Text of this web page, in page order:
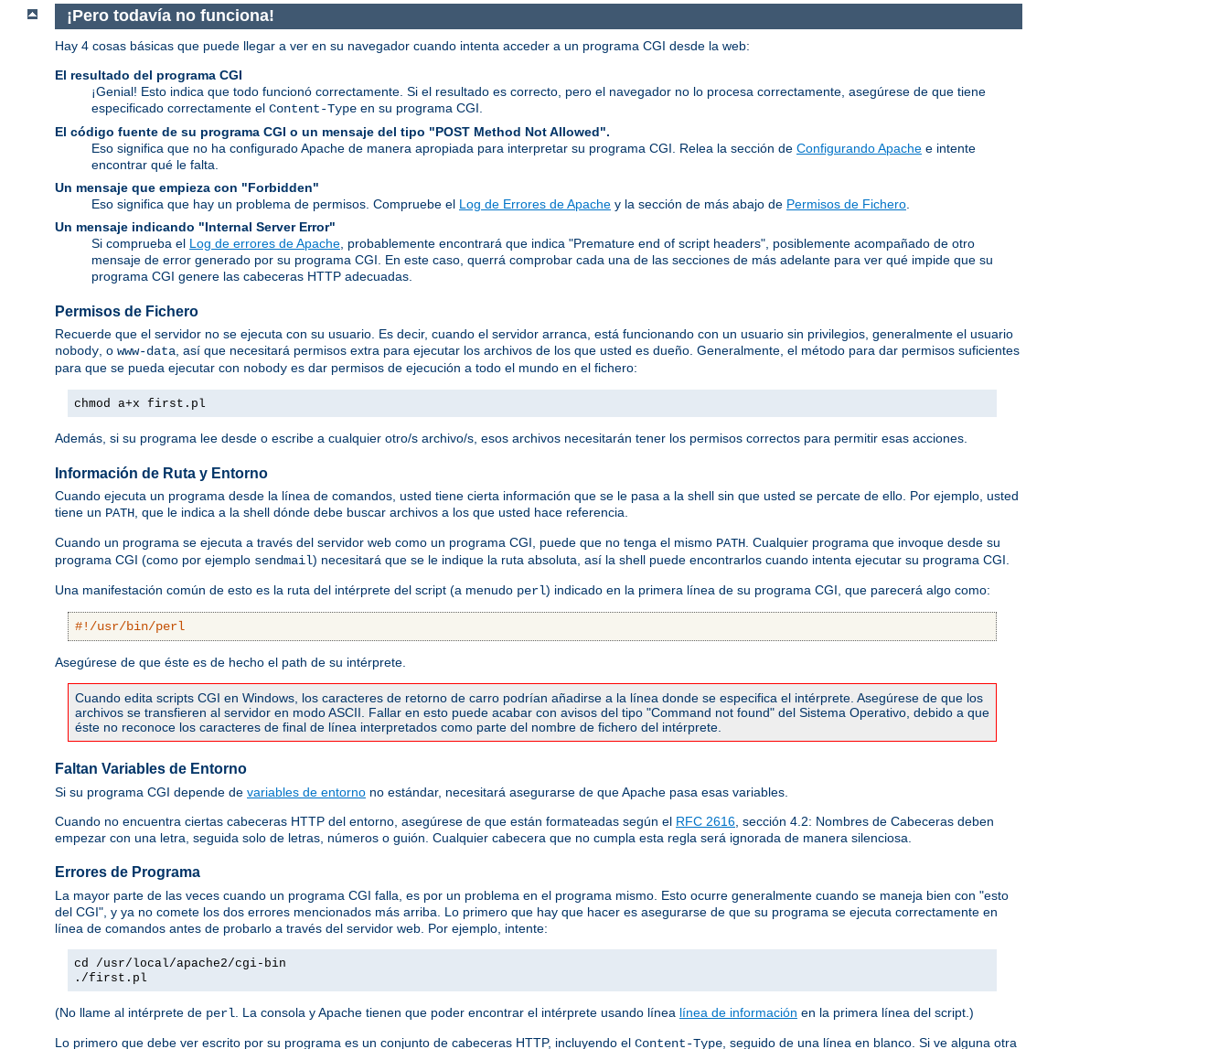
¡Pero todavía no funciona!
Hay 4 cosas básicas que puede llegar a ver en su navegador cuando intenta acceder a un programa CGI desde la web:
El resultado del programa CGI
¡Genial! Esto indica que todo funcionó correctamente. Si el resultado es correcto, pero el navegador no lo procesa correctamente, asegúrese de que tiene
especificado correctamente el Content-Type en su programa CGI.
El código fuente de su programa CGI o un mensaje del tipo "POST Method Not Allowed".
Eso significa que no ha configurado Apache de manera apropiada para interpretar su programa CGI. Relea la sección de Configurando Apache e intente
encontrar qué le falta.
Un mensaje que empieza con "Forbidden"
Eso significa que hay un problema de permisos. Compruebe el Log de Errores de Apache y la sección de más abajo de Permisos de Fichero
Un mensaje indicando "Internal Server Error"
Si comprueba el Log de errores de Apache , probablemente encontrará que indica "Premature end of script headers", posiblemente acompañado de otro
mensaje de error generado por su programa CGI. En este caso, querrá comprobar cada una de las secciones de más adelante para ver qué impide que su
programa CGI genere las cabeceras HTTP adecuadas.
Permisos de Fichero
Recuerde que el servidor no se ejecuta con su usuario. Es decir, cuando el servidor arranca, está funcionando con un usuario sin privilegios, generalmente el usuario
nobody , o www-data , así que necesitará permisos extra para ejecutar los archivos de los que usted es dueño. Generalmente, el método para dar permisos suficientes
para que se pueda ejecutar con nobody es dar permisos de ejecución a todo el mundo en el fichero:
chmod a+x first.pl
Además, si su programa lee desde o escribe a cualquier otro/s archivo/s, esos archivos necesitarán tener los permisos correctos para permitir esas acciones.
Información de Ruta y Entorno
Cuando ejecuta un programa desde la línea de comandos, usted tiene cierta información que se le pasa a la shell sin que usted se percate de ello. Por ejemplo, usted
tiene un PATH, que le indica a la shell dónde debe buscar archivos a los que usted hace referencia.
Cuando un programa se ejecuta a través del servidor web como un programa CGI, puede que no tenga el mismo PATH. Cualquier programa que invoque desde su
programa CGI (como por ejemplo sendmail) necesitará que se le indique la ruta absoluta, así la shell puede encontrarlos cuando intenta ejecutar su programa CGI.
Una manifestación común de esto es la ruta del intérprete del script (a menudo perl) indicado en la primera línea de su programa CGI, que parecerá algo como:
#!/usr/bin/perl
Asegúrese de que éste es de hecho el path de su intérprete.
Cuando edita scripts CGI en Windows, los caracteres de retorno de carro podrían añadirse a la línea donde se especifica el intérprete. Asegúrese de que los
archivos se transfieren al servidor en modo ASCII. Fallar en esto puede acabar con avisos del tipo "Command not found" del Sistema Operativo, debido a que
éste no reconoce los caracteres de final de línea interpretados como parte del nombre de fichero del intérprete.
Faltan Variables de Entorno
Si su programa CGI depende de variables de entorno no estándar, necesitará asegurarse de que Apache pasa esas variables.
Cuando no encuentra ciertas cabeceras HTTP del entorno, asegúrese de que están formateadas según el RFC 2616 , sección 4.2: Nombres de Cabeceras deben
empezar con una letra, seguida solo de letras, números o guión. Cualquier cabecera que no cumpla esta regla será ignorada de manera silenciosa.
Errores de Programa
La mayor parte de las veces cuando un programa CGI falla, es por un problema en el programa mismo. Esto ocurre generalmente cuando se maneja bien con "esto
del CGI", y ya no comete los dos errores mencionados más arriba. Lo primero que hay que hacer es asegurarse de que su programa se ejecuta correctamente en
línea de comandos antes de probarlo a través del servidor web. Por ejemplo, intente:
cd /usr/local/apache2/cgi-bin
./first.pl
(No llame al intérprete de perl . La consola y Apache tienen que poder encontrar el intérprete usando línea línea de información en la primera línea del script.)
Lo primero que debe ver escrito por su programa es un conjunto de cabeceras HTTP, incluyendo el Content-Type , seguido de una línea en blanco. Si ve alguna otra